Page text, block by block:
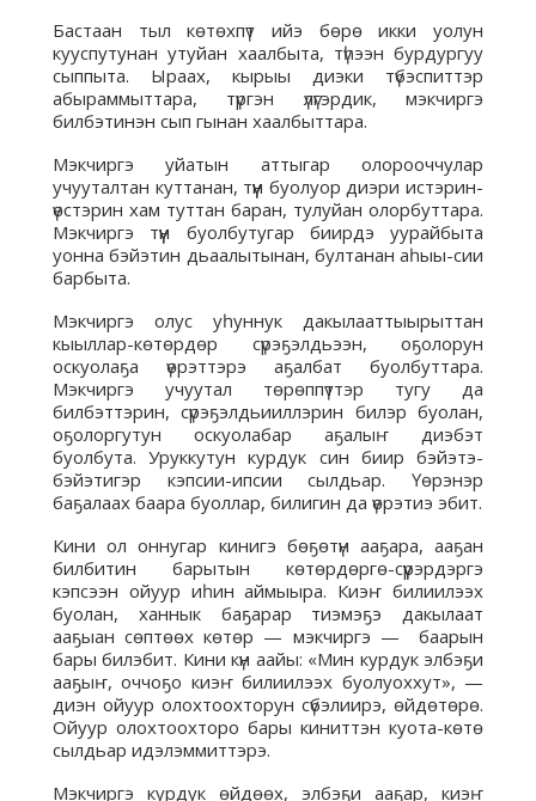
Бастаан тыл көтөхпүт ийэ бөрө икки уолун
кууспутунан утуйан хаалбыта, түһээн бурдургуу
сыппыта. Ыраах, кырыы диэки түбэспиттэр
абыраммыттара, түргэн үлүгэрдик, мэкчиргэ
билбэтинэн сып гынан хаалбыттара.
Мэкчиргэ уйатын аттыгар олорооччулар
учууталтан куттанан, түүн буолуор диэри истэрин-
үөстэрин хам туттан баран, тулуйан олорбуттара.
Мэкчиргэ түүн буолбутугар биирдэ уурайбыта
уонна бэйэтин дьаалытынан, бултанан аһыы-сии
барбыта.
Мэкчиргэ олус уһуннук дакылааттыырыттан
кыыллар-көтөрдөр сүрэҕэлдьээн, оҕолорун
оскуолаҕа үөрэттэрэ аҕалбат буолбуттара.
Мэкчиргэ учуутал төрөппүттэр тугу да
билбэттэрин, сүрэҕэлдьииллэрин билэр буолан,
оҕолоргутун оскуолабар аҕалыҥ диэбэт
буолбута. Уруккутун курдук син биир бэйэтэ-
бэйэтигэр кэпсии-ипсии сылдьар. Үөрэнэр
баҕалаах баара буоллар, билигин да үөрэтиэ эбит.
Кини ол оннугар кинигэ бөҕөтүн ааҕара, ааҕан
билбитин барытын көтөрдөргө-сүүрэрдэргэ
кэпсээн ойуур иһин аймыыра. Киэҥ билиилээх
буолан, ханнык баҕарар тиэмэҕэ дакылаат
ааҕыан сөптөөх көтөр — мэкчиргэ — баарын
бары билэбит. Кини күн аайы: «Мин курдук элбэҕи
ааҕыҥ, оччоҕо киэҥ билиилээх буолуоххут», —
диэн ойуур олохтоохторун сүбэлиирэ, өйдөтөрө.
Ойуур олохтоохторо бары киниттэн куота-көтө
сылдьар идэлэммиттэрэ.
Мэкчиргэ курдук өйдөөх, элбэҕи ааҕар, киэҥ